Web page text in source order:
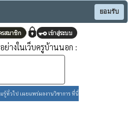
ยอมรับ
างในเว็บครูบ้านนอก :
รู้ทั่วไป เผยแพร่ผลงานวิชาการ ที่นี่